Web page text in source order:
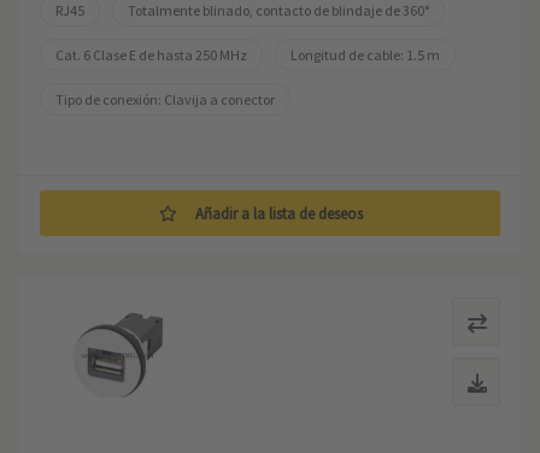
RJ45 Totalmente blinado, contacto de blindaje de 360°
Cat. 6 Clase E de hasta 250 MHz Longitud de cable: 1.5 m
Tipo de conexión: Clavija a conector
Añadir a la lista de deseos